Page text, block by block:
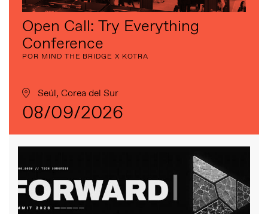
Open Call: Try Everything
Conference
POR MIND THE BRIDGE X KOTRA
Seúl, Corea del Sur
08/09/2026